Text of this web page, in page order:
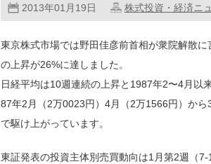
2013年01月19日 株式投資・経済ニ
東京株式市場では野田佳彦前首相が衆院解散
の上昇が26%に達しました。
日経平均は10週連続の上昇と1987年2〜4月以
87年2月（2万0023円）4月（2万1566円）か
で駆け上がっています。
東証発表の投資主体別売買動向は1月第2週（